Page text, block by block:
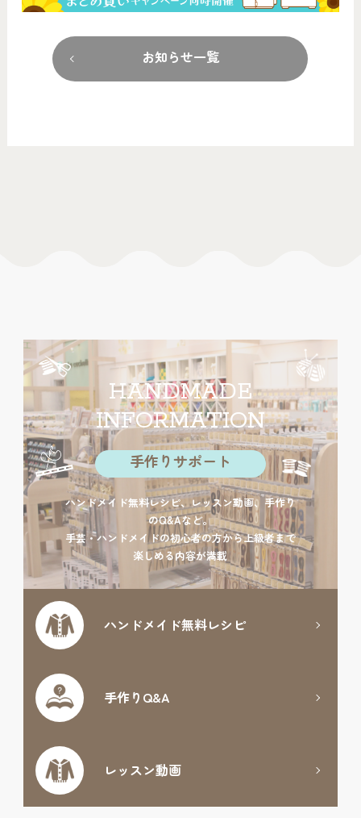
お知らせ一覧
HANDMADE
INFORMATION
手作りサポート
ハンドメイド無料レシピ、レッスン動画、手作り
のQ&Aなど。
手芸・ハンドメイドの初心者の方から上級者まで
楽しめる内容が満載
ハンドメイド無料レシピ
手作りQ&A
レッスン動画